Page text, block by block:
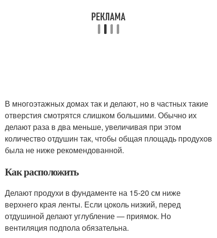
В многоэтажных домах так и делают, но в частных такие
отверстия смотрятся слишком большими. Обычно их
делают раза в два меньше, увеличивая при этом
количество отдушин так, чтобы общая площадь продухов
была не ниже рекомендованной.
Как расположить
Делают продухи в фундаменте на 15-20 см ниже
верхнего края ленты. Если цоколь низкий, перед
отдушиной делают углубление — приямок. Но
вентиляция подпола обязательна.